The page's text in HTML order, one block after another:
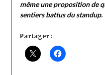
même une proposition de
sentiers battus du standup.
Partager :